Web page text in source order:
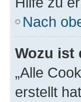
Nach
Wozu ist
„Alle
erstellt